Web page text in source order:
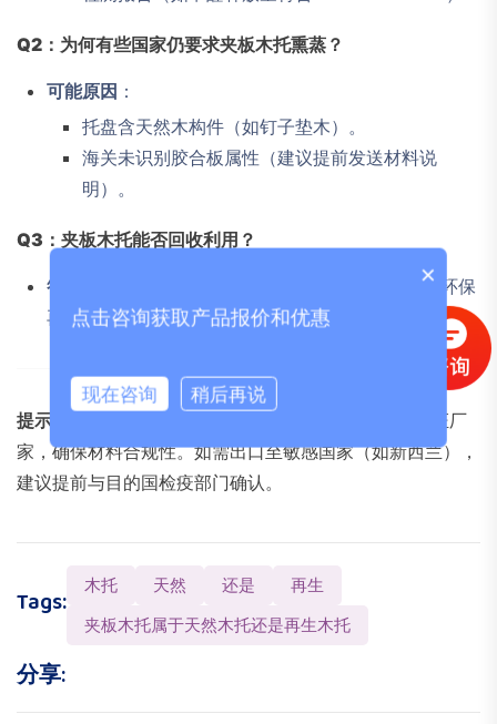
Q2：为何有些国家仍要求夹板木托熏蒸？
可能原因 ：
托盘含天然木构件（如钉子垫木）。
海关未识别胶合板属性（建议提前发送材料说
明）。
Q3：夹板木托能否回收利用？
答
（不同于再生木托的环保
再生工艺）。
提示
（胶合板托盘标准）认证厂
家，确保材料合规性。如需出口至敏感国家（如新西兰），
建议提前与目的国检疫部门确认。
Tags: 木托 天然 还是
再生
夹板木托属于天然木托还是再生木托
分享:
×
点击咨询获取产品报价和优惠
现在咨询 稍后再说